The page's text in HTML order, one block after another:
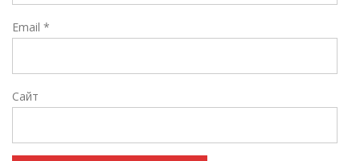
Email *
Сайт